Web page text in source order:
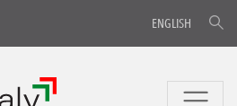
ENGLISH